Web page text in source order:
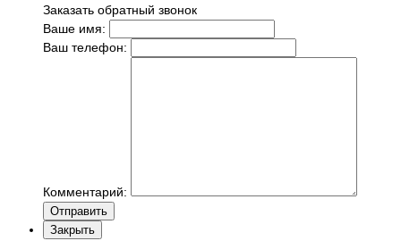
Заказать обратный звонок
Ваше имя:
Ваш телефон:
Комментарий:
Отправить
Закрыть